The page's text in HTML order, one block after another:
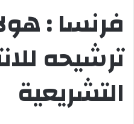
فرنسا :
ترشيحه
التشريعية